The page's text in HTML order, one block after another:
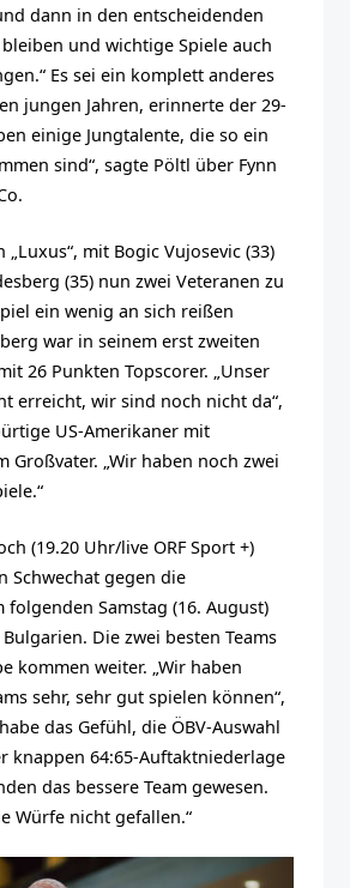
dann in den entscheidenden
und wichtige Spiele auch
Es sei ein komplett anderes
jungen Jahren, erinnerte der 29-
einige Jungtalente, die so ein
sind“, sagte Pöltl über Fynn
„Luxus“, mit Bogic Vujosevic (33)
(35) nun zwei Veteranen zu
ein wenig an sich reißen
war in seinem erst zweiten
26 Punkten Topscorer. „Unser
erreicht, wir sind noch nicht da“,
US-Amerikaner mit
Großvater. „Wir haben noch zwei
(19.20 Uhr/live ORF Sport +)
Schwechat gegen die
folgenden Samstag (16. August)
Die zwei besten Teams
kommen weiter. „Wir haben
sehr, sehr gut spielen können“,
das Gefühl, die ÖBV-Auswahl
knappen 64:65-Auftaktniederlage
das bessere Team gewesen.
Würfe nicht gefallen.“